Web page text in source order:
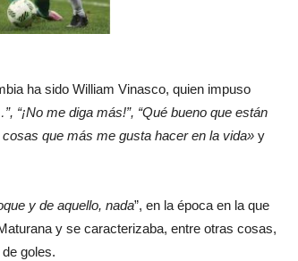
ha sido William Vinasco, quien impuso
“¡No me diga más!”, “Qué bueno que están
que más me gusta hacer en la vida» y
y de aquello, nada”, en la época en la que
y se caracterizaba, entre otras cosas,
goles.